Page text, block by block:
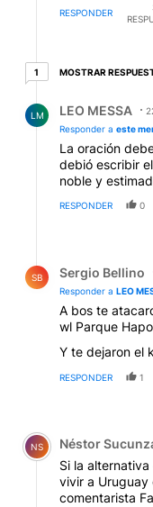
RESPONDER
11 respuesta más
MOSTRAR
LM LEO MESSA
Responder a este
La oración
debió escribir
noble y
RESPONDER 0
SB Sergio Bellino
Responder a LEO
A bos te
wl Parque
Y te dejaron el
RESPONDER 1
Comentario de
NS Néstor
Si la
vivir a Uruguay
comentarista